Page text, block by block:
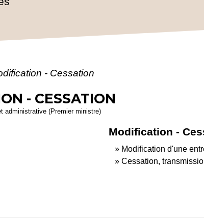
- Cessation
- CESSATION
administrative (Premier ministre)
Modification -
Modification d'une
Cessation,